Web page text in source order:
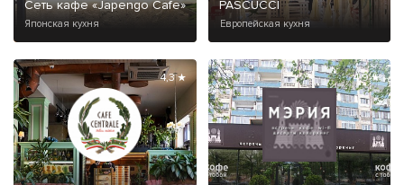
Сеть кафе «Japengo Cafe»
Японская кухня
PASCUCCI
Европейская кухня
4,3 ★ 4,9 ★